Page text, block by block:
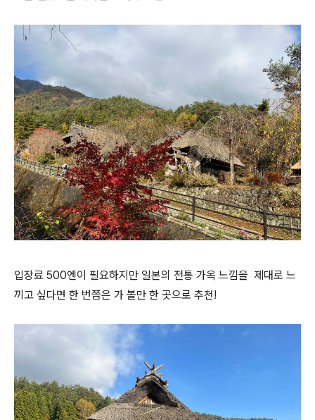
입장료 500엔이 필요하지만 일본의 전통 가옥 느낌을 제대로 느
끼고 싶다면 한 번쯤은 가 볼만 한 곳으로 추천!